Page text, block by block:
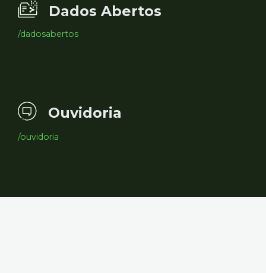
Dados Abertos
/dadosabertos
Ouvidoria
/ouvidoria